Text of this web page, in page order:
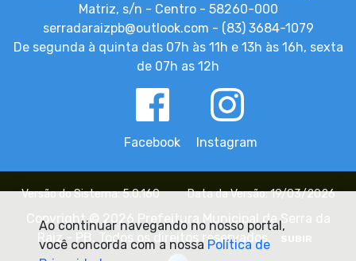
Matriz, s/n - Centro - 58260-000
serradaraizpb@outlook.com - (83) 3684-1079
De segunda à quinta das 07h às 11h e 13h às 16h, sexta
de 07h as 12h
Facebook Instagram
Versão do Sistema: 5.0.160 Data da Versão: 19/03/2026
Copyright © 2026 Prefeitura Municipal de Serra da
Raiz - PB. Todos os direitos reservados.
SUBIR
Ao continuar navegando no nosso portal,
você concorda com a nossaPolítica de